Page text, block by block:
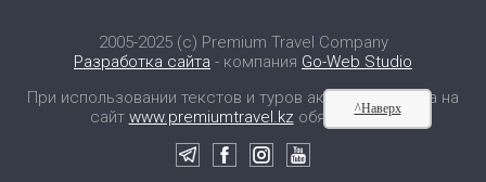
2005-2025 (c) Premium Travel Company
Разработка сайта - компания Go-Web Studio
При использовании текстов и туров активная ссылка на
сайт www.premiumtravel.kzобязательна!
^Наверх